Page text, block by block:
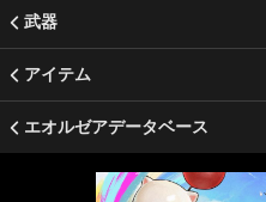
武器
アイテム
エオルゼアデータベース